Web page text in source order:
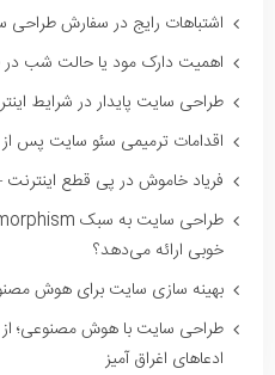
اشتباهات رایج در سفارش طراحی
اهمیت دارک مود یا حالت شب
طراحی سایت پایدار در شرایط
اقدامات ترمیمی سئو سایت پس
فریاد خاموش در پی قطع
خوبی ارائه می‌دهد؟
بهینه سازی سایت برای هوش
طراحی سایت با هوش مصنوعی؛
ادعاهای اغراق آمیز